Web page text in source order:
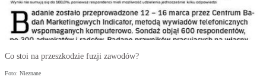
Co stoi na przeszkodzie fuzji zawodów?
Foto: Nieznane